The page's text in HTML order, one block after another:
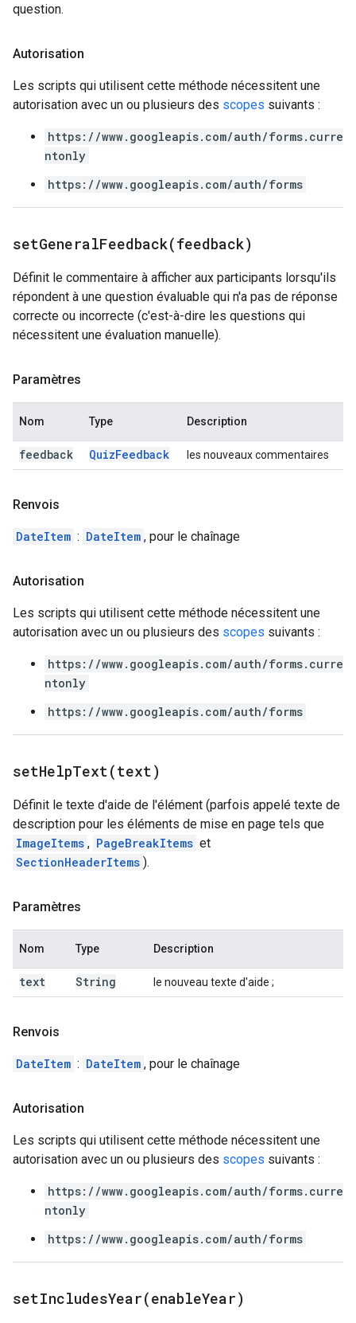
question.
Autorisation
Les scripts qui utilisent cette méthode nécessitent une
autorisation avec un ou plusieurs des scopes suivants :
https://www.googleapis.com/auth/forms.curre
ntonly
https://www.googleapis.com/auth/forms
setGeneralFeedback(feedback)
Définit le commentaire à afficher aux participants lorsqu'ils
répondent à une question évaluable qui n'a pas de réponse
correcte ou incorrecte (c'est-à-dire les questions qui
nécessitent une évaluation manuelle).
Paramètres
Nom Type Description
feedback QuizFeedback les nouveaux commentaires
Renvois
DateItem : DateItem , pour le chaînage
Autorisation
Les scripts qui utilisent cette méthode nécessitent une
autorisation avec un ou plusieurs des scopes suivants :
https://www.googleapis.com/auth/forms.curre
ntonly
https://www.googleapis.com/auth/forms
setHelpText(text)
Définit le texte d'aide de l'élément (parfois appelé texte de
description pour les éléments de mise en page tels que
ImageItems , PageBreakItems et
SectionHeaderItems ).
Paramètres
Nom Type Description
text String le nouveau texte d'aide ;
Renvois
DateItem : DateItem , pour le chaînage
Autorisation
Les scripts qui utilisent cette méthode nécessitent une
autorisation avec un ou plusieurs des scopes suivants :
https://www.googleapis.com/auth/forms.curre
ntonly
https://www.googleapis.com/auth/forms
setIncludesYear(enableYear)